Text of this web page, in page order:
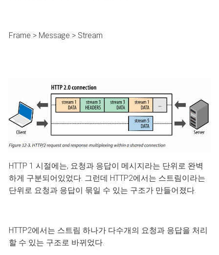
Frame > Message > Stream
HTTP 1 시절에는, 요청과 응답이 메시지라는 단위로 완벽
하게 구분되어있었다. 그런데 HTTP2에서는 스트림이라는
단위로 요청과 응답이 묶일 수 있는 구조가 만들어졌다.
HTTP2에서는 스트림 하나가 다수개의 요청과 응답을 처리
할 수 있는 구조로 바뀌었다.